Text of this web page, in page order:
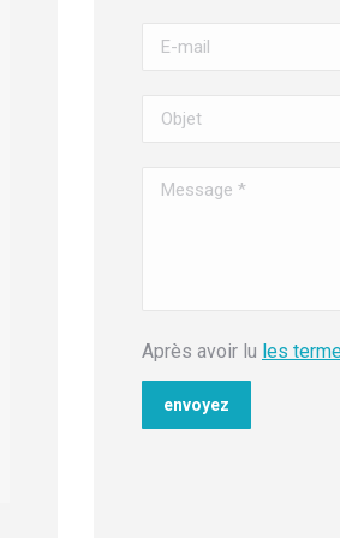
Après avoir lu les